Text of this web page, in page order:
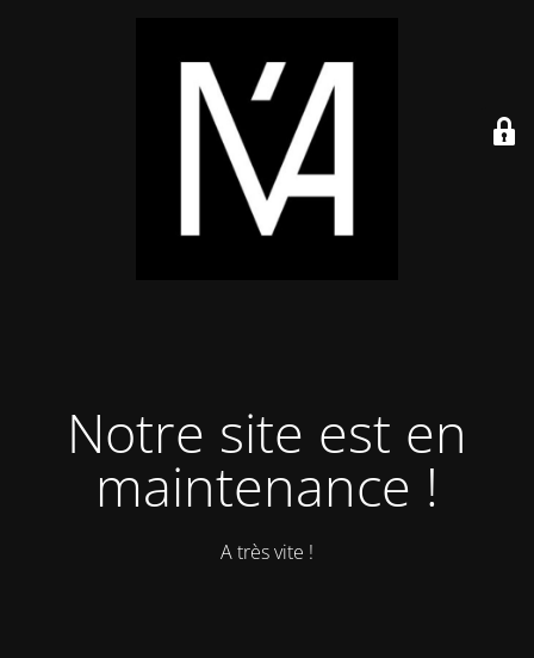
Notre site est en
maintenance !
A très vite !